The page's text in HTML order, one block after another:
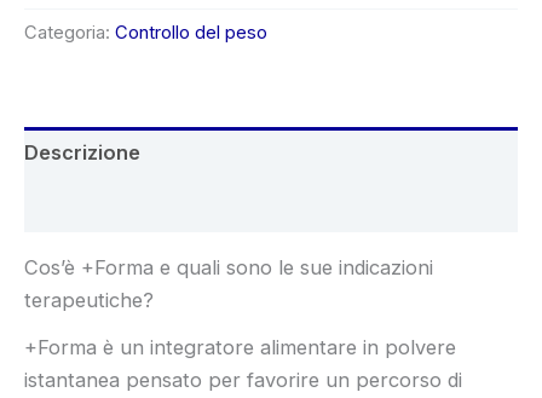
Categoria: Controllo del peso
Descrizione
Cos’è +Forma e quali sono le sue indicazioni
terapeutiche?
+Forma è un integratore alimentare in polvere
istantanea pensato per favorire un percorso di